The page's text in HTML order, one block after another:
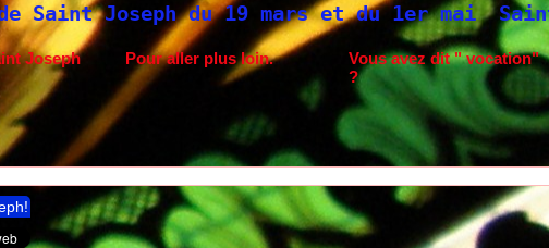
du 19 mars et du 1er mai Saint Joseph à
Joseph Pour aller plus loin.
Vous avez dit " vocation"
?